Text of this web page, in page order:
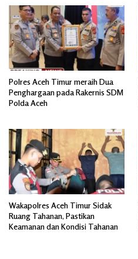
Polres Aceh Timur meraih Dua
Penghargaan pada Rakernis SDM
Polda Aceh
Wakapolres Aceh Timur Sidak
Ruang Tahanan, Pastikan
Keamanan dan Kondisi Tahanan